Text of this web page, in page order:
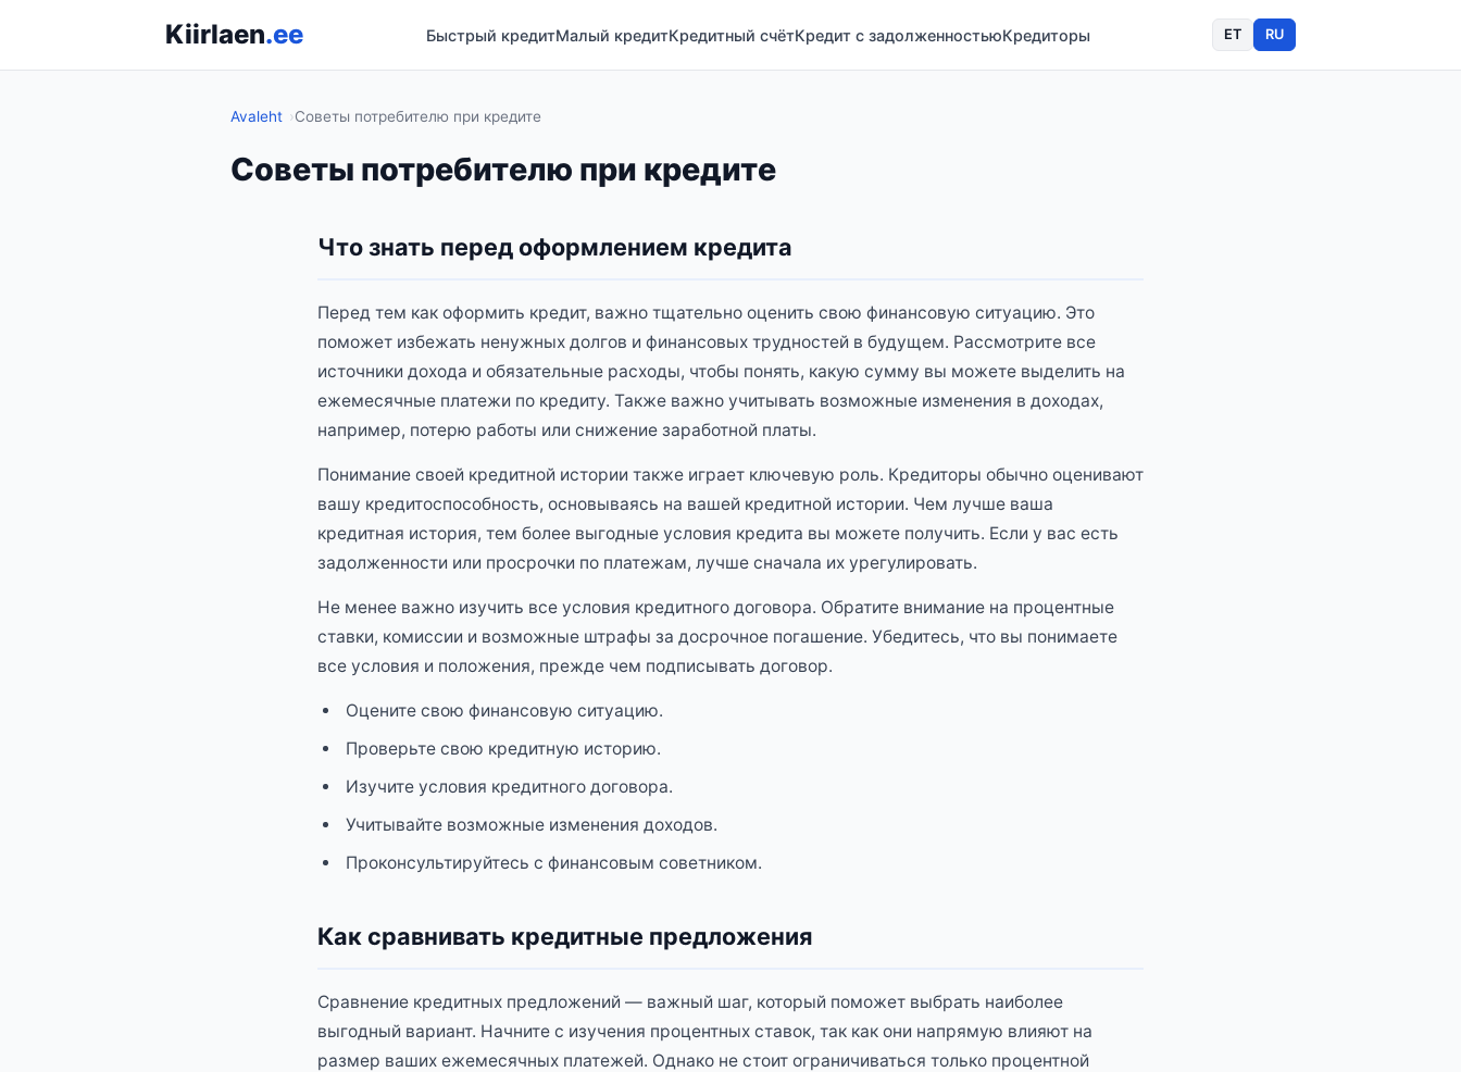
Kiirlaen.ee Быстрый кредитМалый кредитКредитный счётКредит с задолженностьюКредиторы ET RU
Avaleht Советы потребителю при кредите
Советы потребителю при кредите
Что знать перед оформлением кредита
Перед тем как оформить кредит, важно тщательно оценить свою финансовую ситуацию. Это
поможет избежать ненужных долгов и финансовых трудностей в будущем. Рассмотрите все
источники дохода и обязательные расходы, чтобы понять, какую сумму вы можете выделить на
ежемесячные платежи по кредиту. Также важно учитывать возможные изменения в доходах,
например, потерю работы или снижение заработной платы.
Понимание своей кредитной истории также играет ключевую роль. Кредиторы обычно оценивают
вашу кредитоспособность, основываясь на вашей кредитной истории. Чем лучше ваша
кредитная история, тем более выгодные условия кредита вы можете получить. Если у вас есть
задолженности или просрочки по платежам, лучше сначала их урегулировать.
Не менее важно изучить все условия кредитного договора. Обратите внимание на процентные
ставки, комиссии и возможные штрафы за досрочное погашение. Убедитесь, что вы понимаете
все условия и положения, прежде чем подписывать договор.
Оцените свою финансовую ситуацию.
Проверьте свою кредитную историю.
Изучите условия кредитного договора.
Учитывайте возможные изменения доходов.
Проконсультируйтесь с финансовым советником.
Как сравнивать кредитные предложения
Сравнение кредитных предложений — важный шаг, который поможет выбрать наиболее
выгодный вариант. Начните с изучения процентных ставок, так как они напрямую влияют на
размер ваших ежемесячных платежей. Однако не стоит ограничиваться только процентной